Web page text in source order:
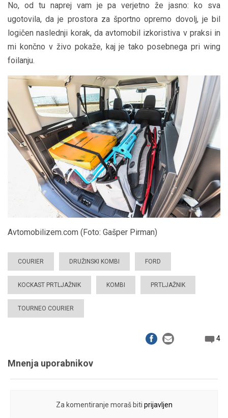
No, od tu naprej vam je pa verjetno že jasno: ko sva
ugotovila, da je prostora za športno opremo dovolj, je bil
logičen naslednji korak, da avtomobil izkoristiva v praksi in
mi končno v živo pokaže, kaj je tako posebnega pri wing
foilanju.
Avtomobilizem.com (Foto: Gašper Pirman)
COURIER DRUŽINSKI KOMBI FORD
KOCKAST PRTLJAŽNIK KOMBI PRTLJAŽNIK
TOURNEO COURIER
4
Mnenja uporabnikov
Za komentiranje moraš biti prijavljen